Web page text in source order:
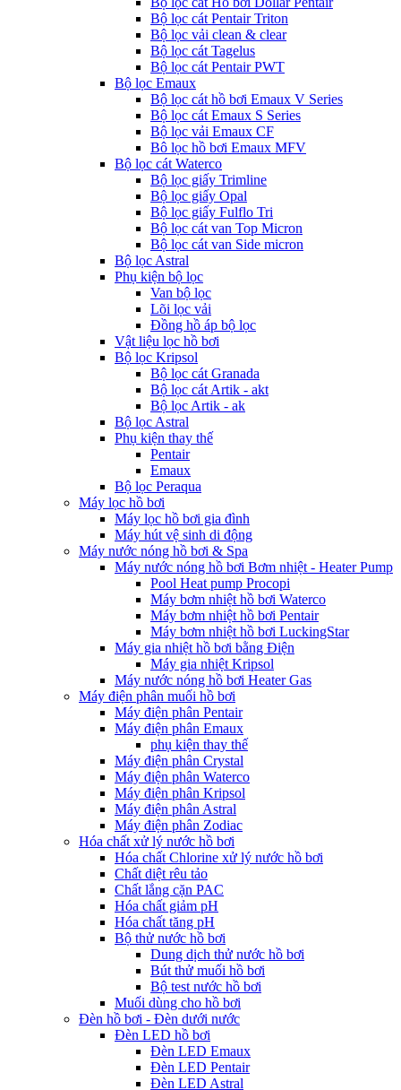
Bộ lọc cát Pentair Triton
Bộ lọc vải clean & clear
Bộ lọc cát Tagelus
Bộ lọc cát Pentair PWT
Bộ lọc Emaux
Bộ lọc cát hồ bơi Emaux V Series
Bộ lọc cát Emaux S Series
Bộ lọc vải Emaux CF
Bô lọc hồ bơi Emaux MFV
Bộ lọc cát Waterco
Bộ lọc giấy Trimline
Bộ lọc giấy Opal
Bộ lọc giấy Fulflo Tri
Bộ lọc cát van Top Micron
Bộ lọc cát van Side micron
Bộ lọc Astral
Phụ kiện bộ lọc
Van bộ lọc
Lõi lọc vải
Đồng hồ áp bộ lọc
Vật liệu lọc hồ bơi
Bộ lọc Kripsol
Bộ lọc cát Granada
Bộ lọc cát Artik - akt
Bộ lọc Artik - ak
Bộ lọc Astral
Phụ kiện thay thế
Pentair
Emaux
Bộ lọc Peraqua
Máy lọc hồ bơi
Máy lọc hồ bơi gia đình
Máy hút vệ sinh di động
Máy nước nóng hồ bơi & Spa
Máy nước nóng hồ bơi Bơm nhiệt - Heater Pump
Pool Heat pump Procopi
Máy bơm nhiệt hồ bơi Waterco
Máy bơm nhiệt hồ bơi Pentair
Máy bơm nhiệt hồ bơi LuckingStar
Máy gia nhiệt hồ bơi bằng Điện
Máy gia nhiệt Kripsol
Máy nước nóng hồ bơi Heater Gas
Máy điện phân muối hồ bơi
Máy điện phân Pentair
Máy điện phân Emaux
phụ kiện thay thế
Máy điện phân Crystal
Máy điện phân Waterco
Máy điện phân Kripsol
Máy điện phân Astral
Máy điện phân Zodiac
Hóa chất xử lý nước hồ bơi
Hóa chất Chlorine xử lý nước hồ bơi
Chất diệt rêu tảo
Chất lắng cặn PAC
Hóa chất giảm pH
Hóa chất tăng pH
Bộ thử nước hồ bơi
Dung dịch thử nước hồ bơi
Bút thử muối hồ bơi
Bộ test nước hồ bơi
Muối dùng cho hồ bơi
Đèn hồ bơi - Đèn dưới nước
Đèn LED hồ bơi
Đèn LED Emaux
Đèn LED Pentair
Đèn LED Astral